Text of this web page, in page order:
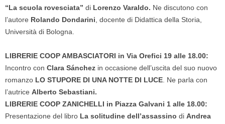
“La scuola rovesciata” di Lorenzo Varaldo. Ne discutono con
l’autore Rolando Dondarini , docente di Didattica della Storia,
Università di Bologna.
LIBRERIE COOP AMBASCIATORI in Via Orefici 19 alle 18.00:
Incontro con Clara Sánchez in occasione dell’uscita del suo nuovo
romanzo LO STUPORE DI UNA NOTTE DI LUCE . Ne parla con
l’autrice Alberto Sebastiani.
LIBRERIE COOP ZANICHELLI in Piazza Galvani 1 alle 18.00:
Presentazione del libro La solitudine dell’assassino di Andrea